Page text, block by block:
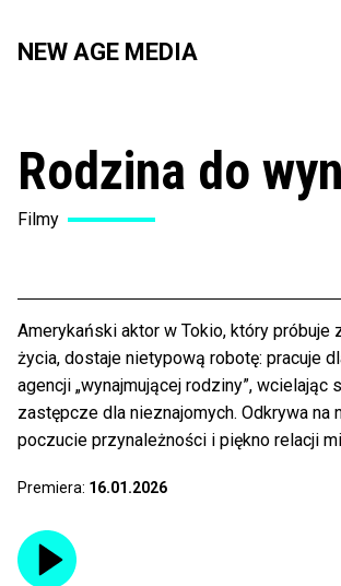
NEW AGE MEDIA
Rodzina do
Filmy
Amerykański aktor w Tokio, który próbuje
życia, dostaje nietypową robotę: pracuje
agencji „wynajmującej rodziny”, wcielając
zastępcze dla nieznajomych. Odkrywa na
poczucie przynależności i piękno relacji
Premiera: 16.01.2026